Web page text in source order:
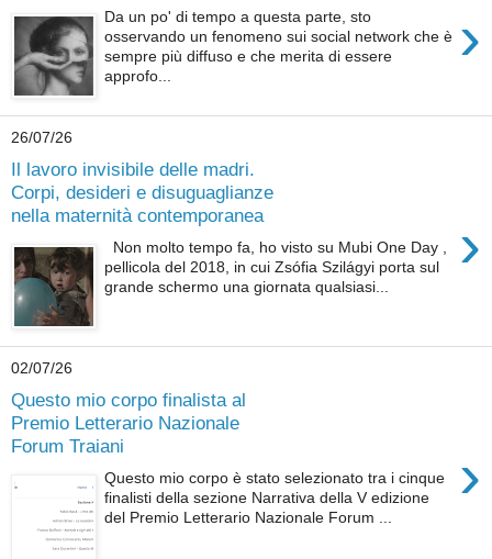
›
Da un po' di tempo a questa parte, sto
osservando un fenomeno sui social network che è
sempre più diffuso e che merita di essere
approfo...
26/07/26
Il lavoro invisibile delle madri.
Corpi, desideri e disuguaglianze
nella maternità contemporanea
›
Non molto tempo fa, ho visto su Mubi One Day ,
pellicola del 2018, in cui Zsófia Szilágyi porta sul
grande schermo una giornata qualsiasi...
02/07/26
Questo mio corpo finalista al
Premio Letterario Nazionale
Forum Traiani
›
Questo mio corpo è stato selezionato tra i cinque
finalisti della sezione Narrativa della V edizione
del Premio Letterario Nazionale Forum ...